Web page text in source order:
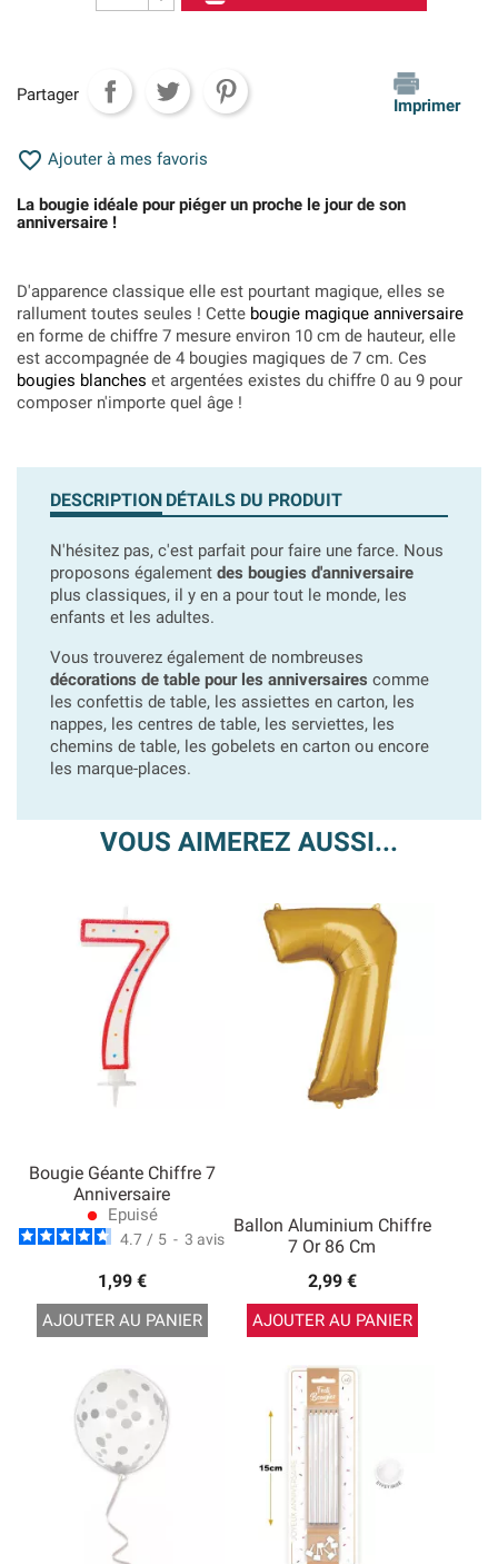
Partager
Imprimer
 Ajouter à mes favoris
La bougie idéale pour piéger un proche le jour de son
anniversaire !
D'apparence classique elle est pourtant magique, elles se
rallument toutes seules ! Cette bougie magique anniversaire
en forme de chiffre 7 mesure environ 10 cm de hauteur, elle
est accompagnée de 4 bougies magiques de 7 cm. Ces
bougies blanches et argentées existes du chiffre 0 au 9 pour
composer n'importe quel âge !
DESCRIPTION DÉTAILS DU PRODUIT
N'hésitez pas, c'est parfait pour faire une farce. Nous
proposons également des bougies d'anniversaire
plus classiques, il y en a pour tout le monde, les
enfants et les adultes.
Vous trouverez également de nombreuses
décorations de table pour les anniversaires comme
les confettis de table, les assiettes en carton, les
nappes, les centres de table, les serviettes, les
chemins de table, les gobelets en carton ou encore
les marque-places.
VOUS AIMEREZ AUSSI...
Bougie Géante Chiffre 7
Anniversaire
lens Epuisé
4.7 / 5 - 3 avis
1,99 €
AJOUTER AU PANIER
Ballon Aluminium Chiffre
7 Or 86 Cm
2,99 €
AJOUTER AU PANIER